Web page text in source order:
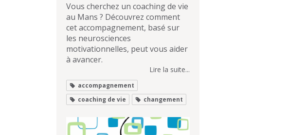
Vous cherchez un coaching de vie
au Mans ? Découvrez comment
cet accompagnement, basé sur
les neurosciences
motivationnelles, peut vous aider
à avancer.
Lire la suite...
accompagnement
coaching de vie
changement